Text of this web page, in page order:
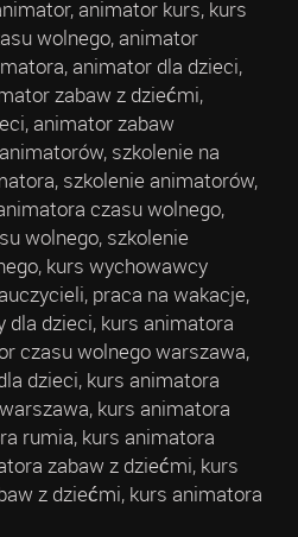
animator kurs, kurs
wolnego, animator
animator dla dzieci,
zabaw z dziećmi,
animator zabaw
szkolenie na
szkolenie animatorów,
czasu wolnego,
wolnego, szkolenie
kurs wychowawcy
praca na wakacje,
dla dzieci, kurs animatora
czasu wolnego warszawa,
dzieci, kurs animatora
kurs animatora
rumia, kurs animatora
zabaw z dziećmi, kurs
z dziećmi, kurs animatora